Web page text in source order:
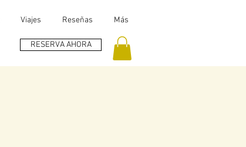
Viajes Reseñas Más
RESERVA AHORA